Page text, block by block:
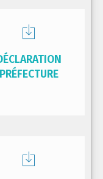
PRÉFECTURE